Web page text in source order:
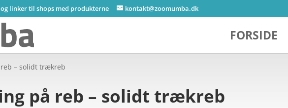
linker til shops med produkterne kontakt@zoomumba.dk
FORSIDE
– solidt trækreb
på reb – solidt trækreb